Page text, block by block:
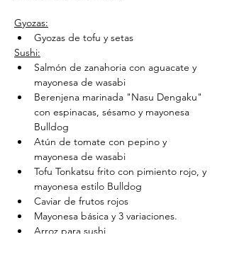
Gyozas:
Gyozas de tofu y setas
Sushi:
Salmón de zanahoria con aguacate y
mayonesa de wasabi
Berenjena marinada "Nasu Dengaku"
con espinacas, sésamo y mayonesa
Bulldog
Atún de tomate con pepino y
mayonesa de wasabi
Tofu Tonkatsu frito con pimiento rojo, y
mayonesa estilo Bulldog
Caviar de frutos rojos
Mayonesa básica y 3 variaciones.
Arroz para sushi